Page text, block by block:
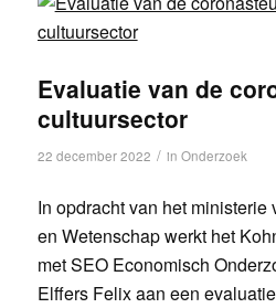
Evaluatie van de
cultuursector
22 december 2022 / in Onderzoek
In opdracht van het
en Wetenschap werkt het
met SEO Economisch
Elffers Felix aan een